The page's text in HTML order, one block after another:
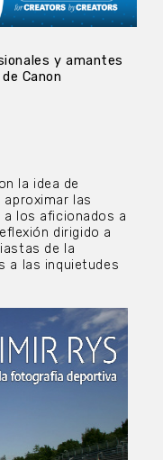
y amantes
Canon
la idea de
las
los aficionados a
dirigido a
de la
a las inquietudes